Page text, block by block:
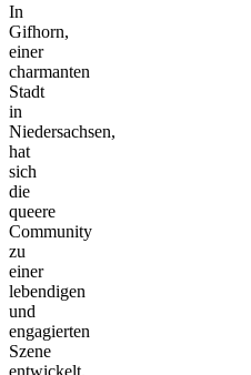
In
Gifhorn,
einer
charmanten
Stadt
in
Niedersachsen,
hat
sich
die
queere
Community
zu
einer
lebendigen
und
engagierten
Szene
entwickelt.